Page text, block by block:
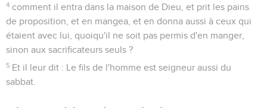
4 comment il entra dans la maison de Dieu, et prit les pains
de proposition, et en mangea, et en donna aussi à ceux qui
étaient avec lui, quoiqu'il ne soit pas permis d'en manger,
sinon aux sacrificateurs seuls ?
5 Et il leur dit : Le fils de l'homme est seigneur aussi du
sabbat.